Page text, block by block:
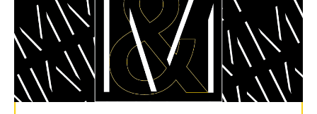
Detaljnije